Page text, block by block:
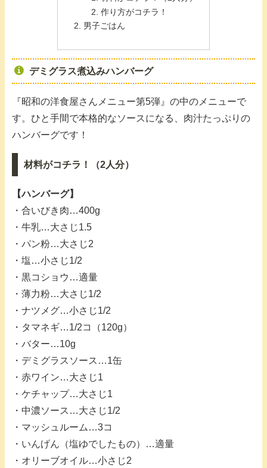
作り方がコチラ！
男子ごはん
デミグラス煮込みハンバーグ
『昭和の洋食屋さんメニュー第5弾』の中のメニューで
す。ひと手間で本格的なソースになる、肉汁たっぷりの
ハンバーグです！
材料がコチラ！（2人分）
【ハンバーグ】
・合いびき肉…400g
・牛乳…大さじ1.5
・パン粉…大さじ2
・塩…小さじ1/2
・黒コショウ…適量
・薄力粉…大さじ1/2
・ナツメグ…小さじ1/2
・タマネギ…1/2コ（120g）
・バター…10g
・デミグラスソース…1缶
・赤ワイン…大さじ1
・ケチャップ…大さじ1
・中濃ソース…大さじ1/2
・マッシュルーム…3コ
・いんげん（塩ゆでしたもの）…適量
・オリーブオイル…小さじ2